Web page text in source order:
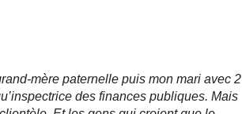
mère paternelle puis mon mari avec 2
des finances publiques. Mais